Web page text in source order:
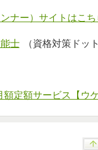
ナー）サイトはこち
士 （資格対策ドッ
額定額サービス【ウ